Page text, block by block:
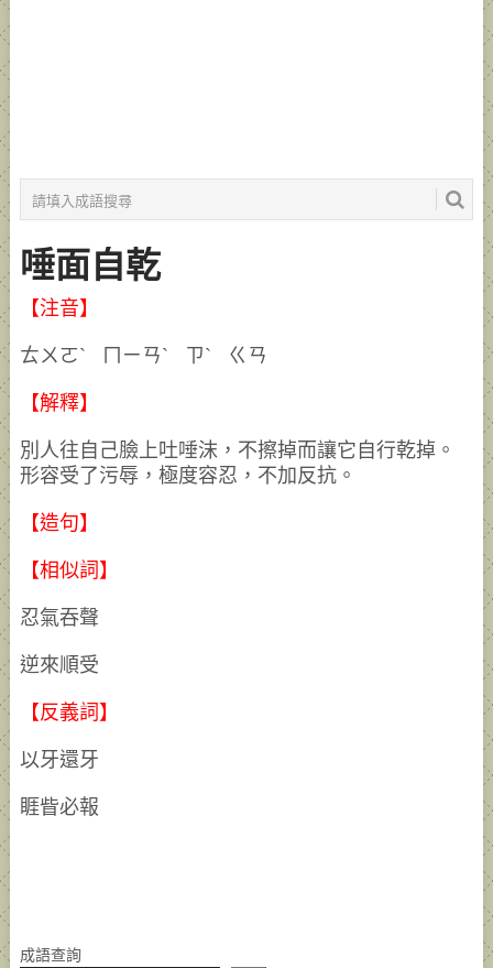
唾面自乾
【注音】
ㄊㄨㄛˋ ㄇㄧㄢˋ ㄗˋ ㄍㄢ
【解釋】
別人往自己臉上吐唾沫，不擦掉而讓它自行乾掉。
形容受了污辱，極度容忍，不加反抗。
【造句】
【相似詞】
忍氣吞聲
逆來順受
【反義詞】
以牙還牙
睚眥必報
成語查詢